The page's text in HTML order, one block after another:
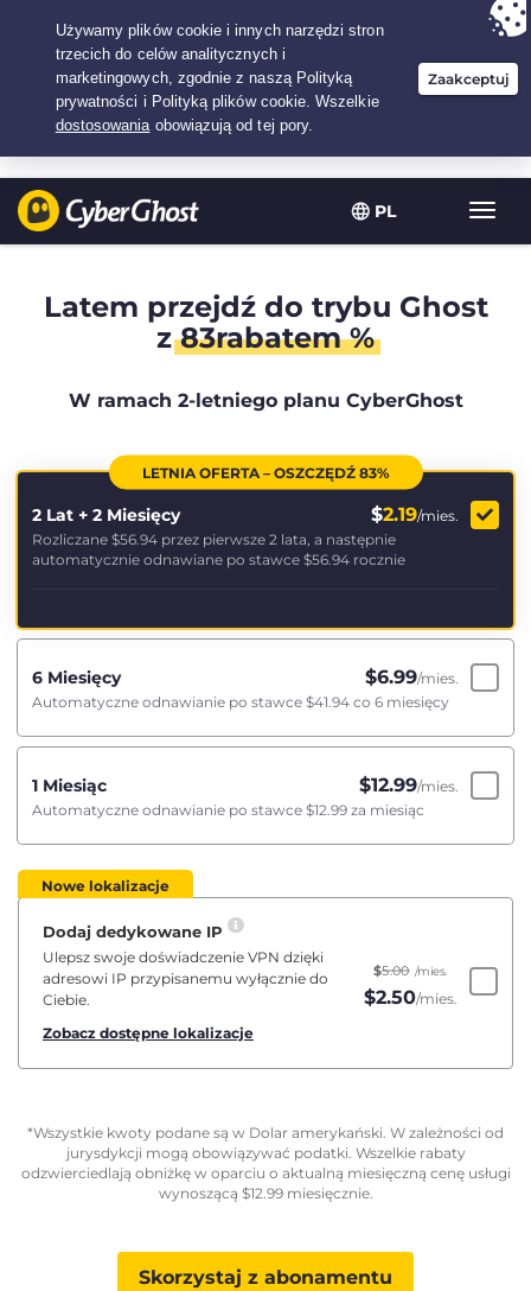
PL
Twój wybór:Najlepsza umowana2.1666666666667-lat w$
/miesiąc
Latem przejdź do trybu Ghost
z83rabatem %
W ramach 2-letniego planu CyberGhost
LETNIA OFERTA – OSZCZĘDŹ 83%
2 Lat + 2 Miesięcy $2.19/mies.
Rozliczane $56.94 przez pierwsze 2 lata, a następnie
automatycznie odnawiane po stawce $56.94 rocznie
6 Miesięcy $6.99/mies.
Automatyczne odnawianie po stawce $41.94 co 6 miesięcy
1 Miesiąc $12.99/mies.
Automatyczne odnawianie po stawce $12.99 za miesiąc
Nowe lokalizacje
Dodaj dedykowane IP
Ulepsz swoje doświadczenie VPN dzięki
adresowi IP przypisanemu wyłącznie do
Ciebie.
Zobacz dostępne lokalizacje
$5.00 /mies.
$2.50/mies.
*Wszystkie kwoty podane są w Dolar amerykański. W zależności od
jurysdykcji mogą obowiązywać podatki. Wszelkie rabaty
odzwierciedlają obniżkę w oparciu o aktualną miesięczną cenę usługi
wynoszącą $12.99miesięcznie.
Skorzystaj z abonamentu